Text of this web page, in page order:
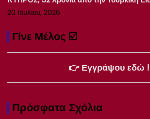
20 Ιουλίου, 2026
Γίνε Μέλος ☑️
👉 Εγγράψου εδώ !
Πρόσφατα Σχόλια